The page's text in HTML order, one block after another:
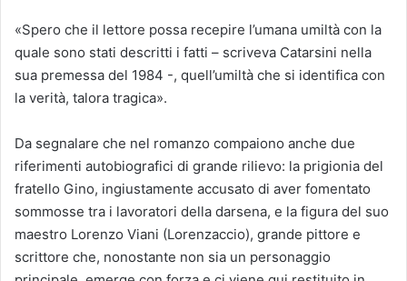
«Spero che il lettore possa recepire l’umana umiltà con la
quale sono stati descritti i fatti – scriveva Catarsini nella
sua premessa del 1984 -, quell’umiltà che si identifica con
la verità, talora tragica».
Da segnalare che nel romanzo compaiono anche due
riferimenti autobiografici di grande rilievo: la prigionia del
fratello Gino, ingiustamente accusato di aver fomentato
sommosse tra i lavoratori della darsena, e la figura del suo
maestro Lorenzo Viani (Lorenzaccio), grande pittore e
scrittore che, nonostante non sia un personaggio